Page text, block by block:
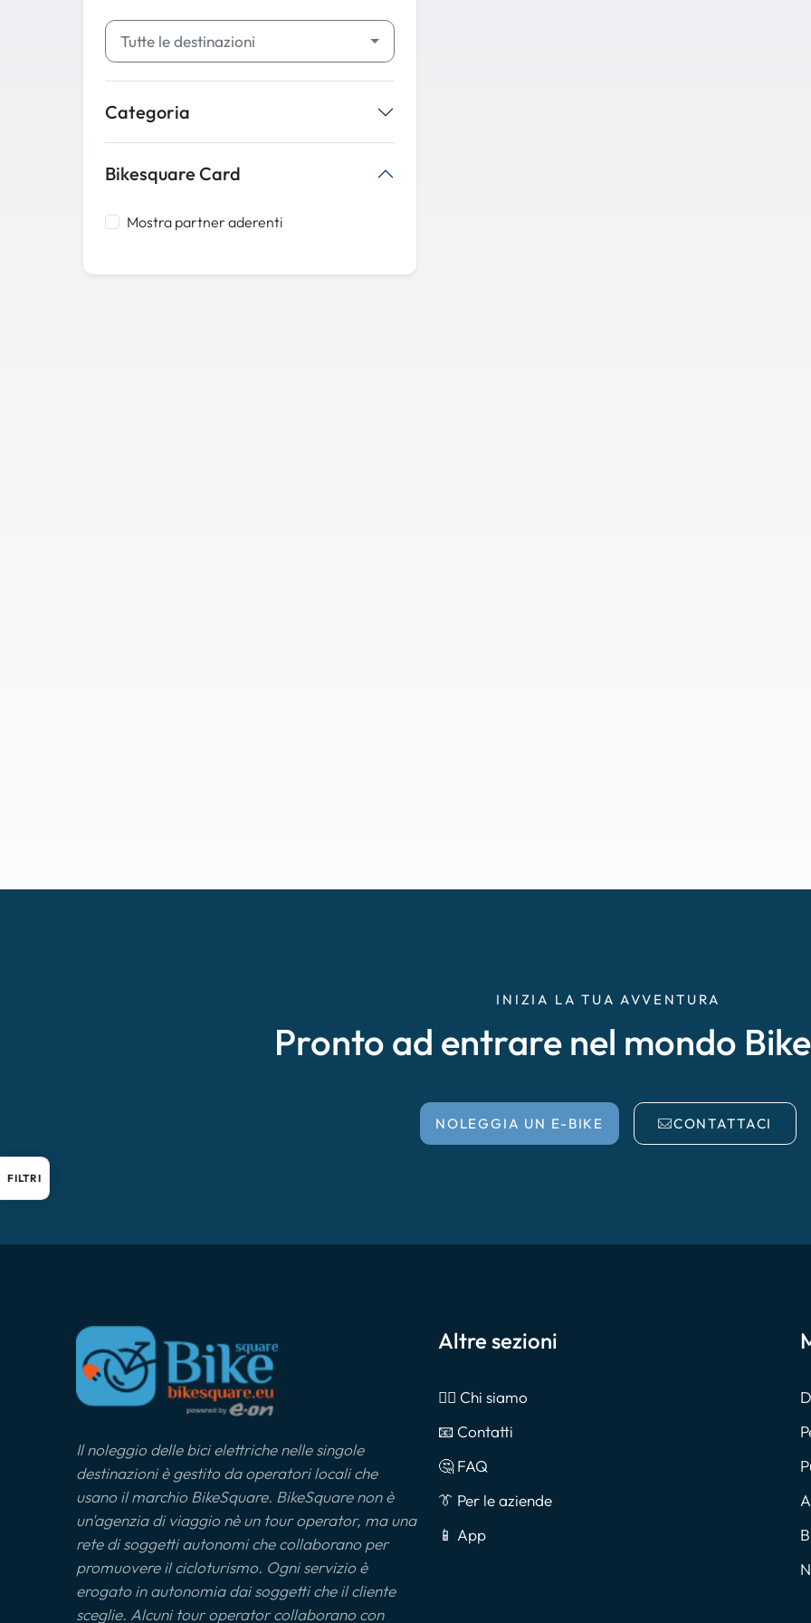
FILTRI
Tutte le destinazioni
Categoria
Bikesquare Card
Mostra partner aderenti
INIZIA LA TUA AVVENTURA
Pronto ad entrare nel mondo
NOLEGGIA UN E-BIKE CONTATTACI
Il noleggio delle bici elettriche nelle singole
destinazioni è gestito da operatori locali che
usano il marchio BikeSquare. BikeSquare non è
un'agenzia di viaggio nè un tour operator, ma una
rete di soggetti autonomi che collaborano per
promuovere il cicloturismo. Ogni servizio è
erogato in autonomia dai soggetti che il cliente
sceglie. Alcuni tour operator collaborano con
Altre sezioni
🙎‍♂️ Chi siamo
📧 Contatti
🤔 FAQ
👔 Per le aziende
📱 App